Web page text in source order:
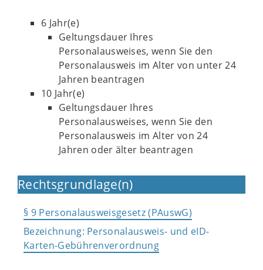
6 Jahr(e)
Geltungsdauer Ihres
Personalausweises, wenn Sie den
Personalausweis im Alter von unter 24
Jahren beantragen
10 Jahr(e)
Geltungsdauer Ihres
Personalausweises, wenn Sie den
Personalausweis im Alter von 24
Jahren oder älter beantragen
Rechtsgrundlage(n)
§ 9 Personalausweisgesetz (PAuswG)
Bezeichnung: Personalausweis- und eID-
Karten-Gebührenverordnung